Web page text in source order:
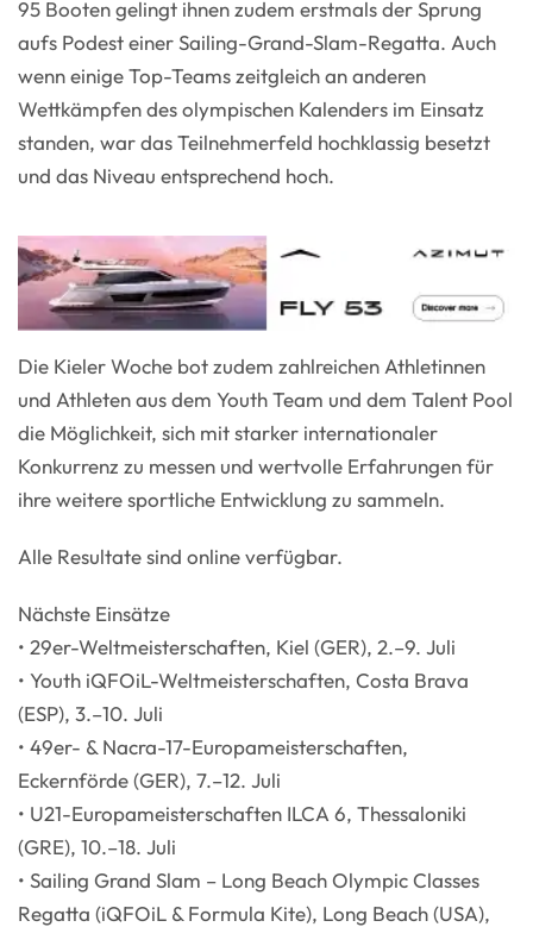
95 Booten gelingt ihnen zudem erstmals der Sprung
aufs Podest einer Sailing-Grand-Slam-Regatta. Auch
wenn einige Top-Teams zeitgleich an anderen
Wettkämpfen des olympischen Kalenders im Einsatz
standen, war das Teilnehmerfeld hochklassig besetzt
und das Niveau entsprechend hoch.
Die Kieler Woche bot zudem zahlreichen Athletinnen
und Athleten aus dem Youth Team und dem Talent Pool
die Möglichkeit, sich mit starker internationaler
Konkurrenz zu messen und wertvolle Erfahrungen für
ihre weitere sportliche Entwicklung zu sammeln.
Alle Resultate sind online verfügbar.
Nächste Einsätze
• 29er-Weltmeisterschaften, Kiel (GER), 2.–9. Juli
• Youth iQFOiL-Weltmeisterschaften, Costa Brava
(ESP), 3.–10. Juli
• 49er- & Nacra-17-Europameisterschaften,
Eckernförde (GER), 7.–12. Juli
• U21-Europameisterschaften ILCA 6, Thessaloniki
(GRE), 10.–18. Juli
• Sailing Grand Slam – Long Beach Olympic Classes
Regatta (iQFOiL & Formula Kite), Long Beach (USA),